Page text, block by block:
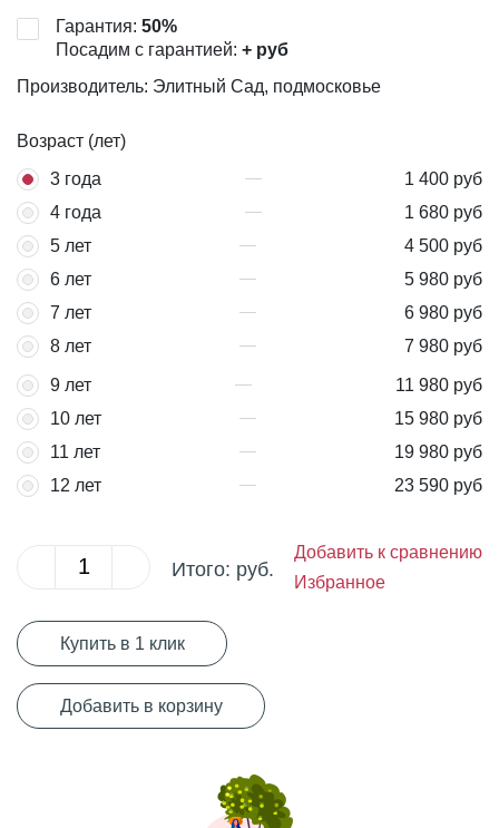
Гарантия: 50%
Посадим с гарантией: + руб
Производитель: Элитный Сад, подмосковье
Возраст (лет)
3 года
1 400 руб
4 года
1 680 руб
5 лет
4 500 руб
6 лет
5 980 руб
7 лет
6 980 руб
8 лет
7 980 руб
9 лет
11 980 руб
10 лет
15 980 руб
11 лет
19 980 руб
12 лет
23 590 руб
Итого: руб.
Добавить к сравнению
Избранное
Купить в 1 клик
Добавить в корзину